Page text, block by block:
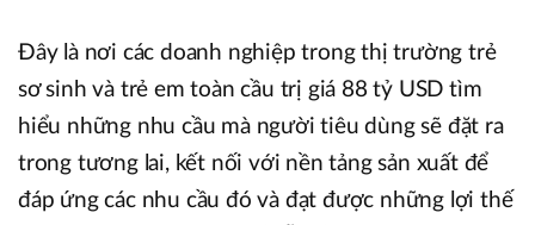
Đây là nơi các doanh nghiệp trong thị trường trẻ
sơ sinh và trẻ em toàn cầu trị giá 88 tỷ USD tìm
hiểu những nhu cầu mà người tiêu dùng sẽ đặt ra
trong tương lai, kết nối với nền tảng sản xuất để
đáp ứng các nhu cầu đó và đạt được những lợi thế